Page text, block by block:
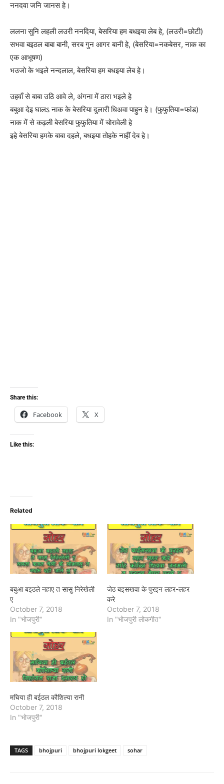
ननदवा जनि जानस हे।
ललना सुनि लहली लउरी ननदिया, बेसरिया हम बधइया लेब हे, (लउरी=छोटी)
सभवा बइठल बाबा बानी, सरब गुन आगर बानी हे, (बेसरिया=नकबेसर, नाक का
एक आभूषण)
भउजो के भइले नन्दलाल, बेसरिया हम बधइया लेब हे।
उहवाँ से बाबा उठि आवे ले, अंगना में ठारा भइले हे
बबुआ देइ घालऽ नाक के बेसरिया दुलारी धिअवा पाहुन हे। (फुफुतिया=फांड)
नाक में से कढ़ली बेसरिया फुफुतिया में चोरावेली हे
इहे बेसरिया हमके बाबा दहले, बधइया तोहके नाहीं देब हे।
Share this:
Facebook X
Like this:
Related
बबुआ बइठले नहाए त सासु निरेखेली
ए
October 7, 2018
In "भोजपुरी"
जेठ बइसखवा के पुरइन लहर-लहर
करे
October 7, 2018
In "भोजपुरी लोकगीत"
मचिया ही बईठल कौशिल्या रानी
October 7, 2018
In "भोजपुरी"
TAGS bhojpuri bhojpuri lokgeet sohar